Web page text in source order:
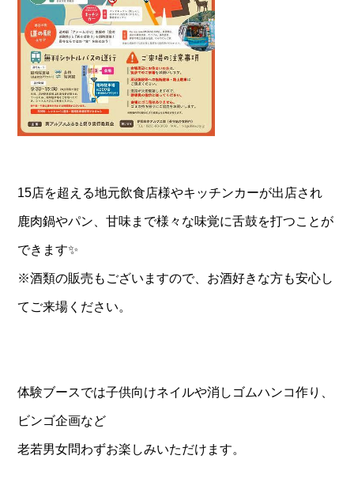
15店を超える地元飲食店様やキッチンカーが出店され
鹿肉鍋やパン、甘味まで様々な味覚に舌鼓を打つことが
できます✨
※酒類の販売もございますので、お酒好きな方も安心し
てご来場ください。
体験ブースでは子供向けネイルや消しゴムハンコ作り、
ビンゴ企画など
老若男女問わずお楽しみいただけます。